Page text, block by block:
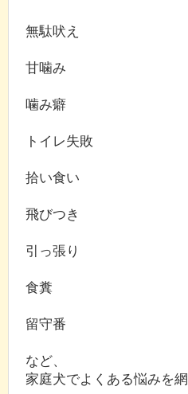
無駄吠え
甘噛み
噛み癖
トイレ失敗
拾い食い
飛びつき
引っ張り
食糞
留守番
など、
家庭犬でよくある悩みを